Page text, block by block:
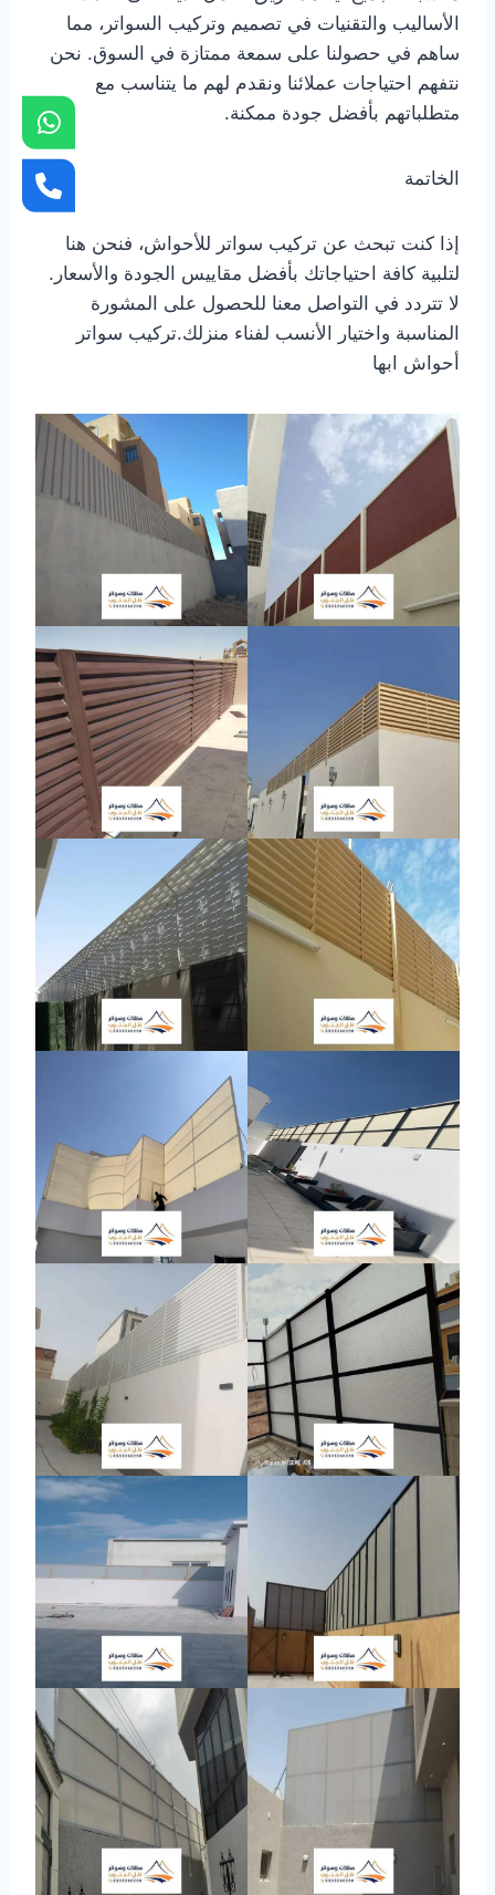
الأساليب والتقنيات في تصميم وتركيب السواتر، مما
ساهم في حصولنا على سمعة ممتازة في السوق. نحن
نتفهم احتياجات عملائنا ونقدم لهم ما يتناسب مع
متطلباتهم بأفضل جودة ممكنة.
الخاتمة
إذا كنت تبحث عن تركيب سواتر للأحواش، فنحن هنا
لتلبية كافة احتياجاتك بأفضل مقاييس الجودة والأسعار.
لا تتردد في التواصل معنا للحصول على المشورة
المناسبة واختيار الأنسب لفناء منزلك.تركيب سواتر
أحواش ابها